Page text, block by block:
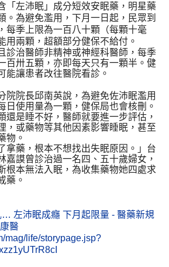
「左沛眠」成分短效安眠藥，明星藥
。為避免濫用，下月一日起，民眾到
每季上限為一百八十顆（每顆十毫
用兩顆，超額部分健保不給付。
診治醫師非精神或神經科醫師，每季
百卅五顆，亦即每天只有一顆半。健
能讓患者改往醫院看診。
院院長邱南英說，為避免佐沛眠濫用
日使用量為一顆，健保局也會核刪。
還是睡不好，醫師就要進一步評估，
，或藥物等其他因素影響睡眠，甚至
物。
拿藥，根本不想找出失眠原因。」台
嘉謨曾診治過一名四、五十歲婦女，
根本無法入眠，為收集藥物她四處求
藥。
左沛眠成癮 下月起限量 - 醫藥新規
醫
mag/life/storypage.jsp?